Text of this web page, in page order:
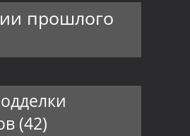
прошлого
(42)